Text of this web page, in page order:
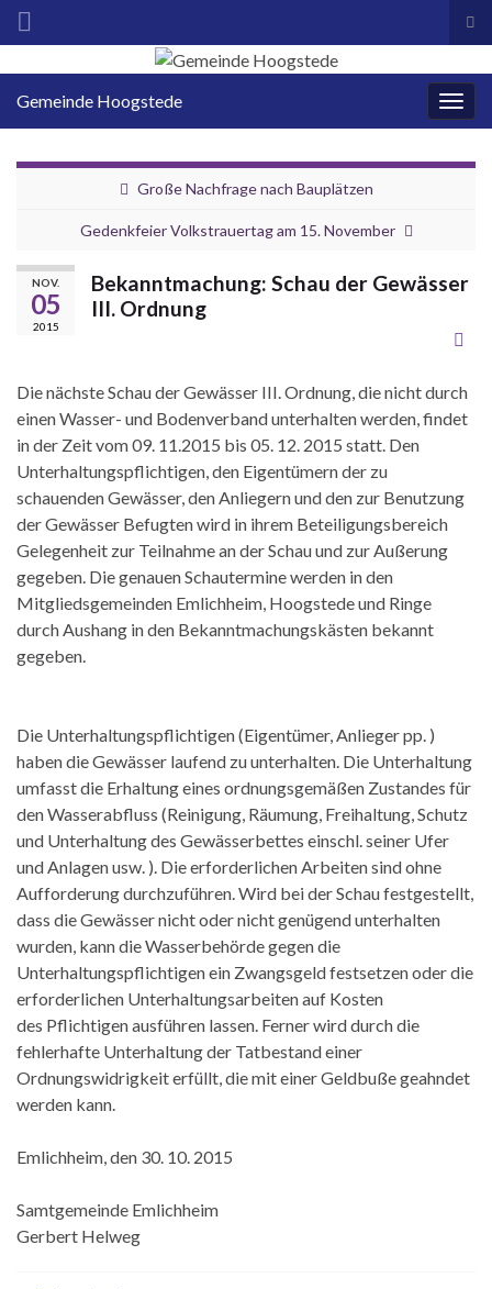
Search for:
Gemeinde Hoogstede
Große Nachfrage nach Bauplätzen
Gedenkfeier Volkstrauertag am 15. November
NOV.
05
2015
Bekanntmachung: Schau der Gewässer
III. Ordnung
Die nächste Schau der Gewässer III. Ordnung, die nicht durch
einen Wasser- und Bodenverband unterhalten werden, findet
in der Zeit vom 09. 11.2015 bis 05. 12. 2015 statt. Den
Unterhaltungspflichtigen, den Eigentümern der zu
schauenden Gewässer, den Anliegern und den zur Benutzung
der Gewässer Befugten wird in ihrem Beteiligungsbereich
Gelegenheit zur Teilnahme an der Schau und zur Außerung
gegeben. Die genauen Schautermine werden in den
Mitgliedsgemeinden Emlichheim, Hoogstede und Ringe
durch Aushang in den Bekanntmachungskästen bekannt
gegeben.
Die Unterhaltungspflichtigen (Eigentümer, Anlieger pp. )
haben die Gewässer laufend zu unterhalten. Die Unterhaltung
umfasst die Erhaltung eines ordnungsgemäßen Zustandes für
den Wasserabfluss (Reinigung, Räumung, Freihaltung, Schutz
und Unterhaltung des Gewässerbettes einschl. seiner Ufer
und Anlagen usw. ). Die erforderlichen Arbeiten sind ohne
Aufforderung durchzuführen. Wird bei der Schau festgestellt,
dass die Gewässer nicht oder nicht genügend unterhalten
wurden, kann die Wasserbehörde gegen die
Unterhaltungspflichtigen ein Zwangsgeld festsetzen oder die
erforderlichen Unterhaltungsarbeiten auf Kosten
des Pflichtigen ausführen lassen. Ferner wird durch die
fehlerhafte Unterhaltung der Tatbestand einer
Ordnungswidrigkeit erfüllt, die mit einer Geldbuße geahndet
werden kann.
Emlichheim, den 30. 10. 2015
Samtgemeinde Emlichheim
Gerbert Helweg